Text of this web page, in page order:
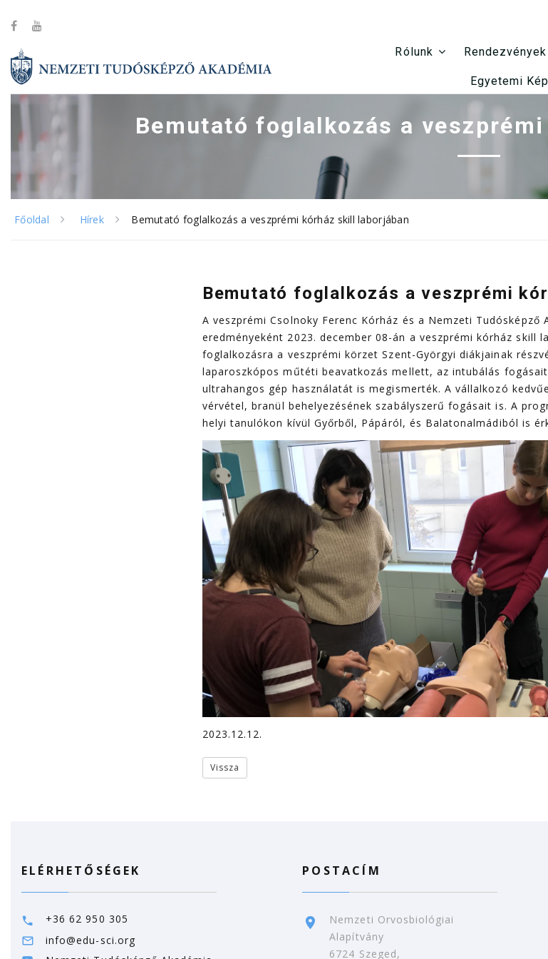
Rólunk
Rendezvények
Egyetemi
Bemutató foglalkozás a
Főoldal Hírek Bemutató foglalkozás a veszprémi kórház skill laborjában
Bemutató foglalkozás a veszprémi
A veszprémi Csolnoky Ferenc Kórház és a Nemzeti
eredményeként 2023. december 08-án a veszprémi kórház skill
foglalkozásra a veszprémi körzet Szent-Györgyi diákjainak
laparoszkópos műtéti beavatkozás mellett, az intubálás
ultrahangos gép használatát is megismerték. A vállalkozó
vérvétel, branül behelyezésének szabályszerű fogásait is. A
helyi tanulókon kívül Győrből, Pápáról, és Balatonalmádiból is
2023.12.12.
Vissza
ELÉRHETŐSÉGEK
+36 62 950 305
info@edu-sci.org
POSTACÍM
Nemzeti Orvosbiológiai
Alapítvány
6724 Szeged,